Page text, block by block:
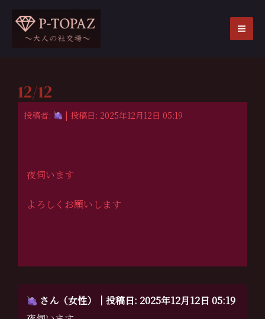
12/12
投稿者: | 投稿日: 2025年12月12日 05:19
夜伺います
よろしくお願いします
さん（女性）｜投稿日: 2025年12月12日 05:19